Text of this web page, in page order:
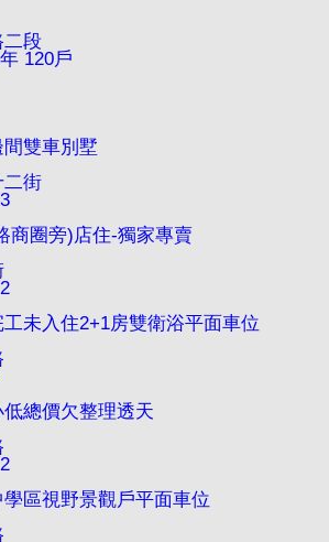
二段
120戶
雙車別墅
二街
商圈旁)店住-獨家專賣
未入住2+1房雙衛浴平面車位
總價欠整理透天
學區視野景觀戶平面車位